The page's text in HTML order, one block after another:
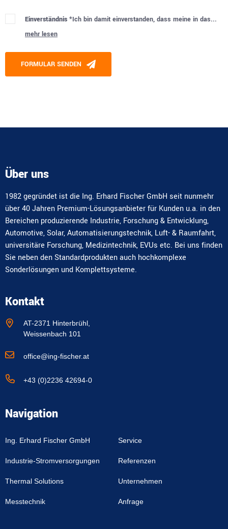
Einverständnis *Ich bin damit einverstanden, dass meine in das...
mehr lesen
Please leave this field empty.
FORMULAR SENDEN
Über uns
1982 gegründet ist die Ing. Erhard Fischer GmbH seit nunmehr
über 40 Jahren Premium-Lösungsanbieter für Kunden u.a. in den
Bereichen produzierende Industrie, Forschung & Entwicklung,
Automotive, Solar, Automatisierungstechnik, Luft- & Raumfahrt,
universitäre Forschung, Medizintechnik, EVUs etc. Bei uns finden
Sie neben den Standardprodukten auch hochkomplexe
Sonderlösungen und Komplettsysteme.
Kontakt
AT-2371 Hinterbrühl,
Weissenbach 101
office@ing-fischer.at
+43 (0)2236 42694-0
Navigation
Ing. Erhard Fischer GmbH
Industrie-Stromversorgungen
Thermal Solutions
Messtechnik
Service
Referenzen
Unternehmen
Anfrage